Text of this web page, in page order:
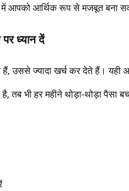
आपको आर्थिक रूप से मजबूत बना
ध्यान दें
उससे ज्यादा खर्च कर देते हैं। यही
तब भी हर महीने थोड़ा-थोड़ा पैसा